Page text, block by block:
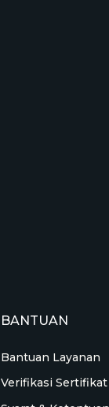
BANTUAN
Bantuan Layanan
Verifikasi Sertifikat